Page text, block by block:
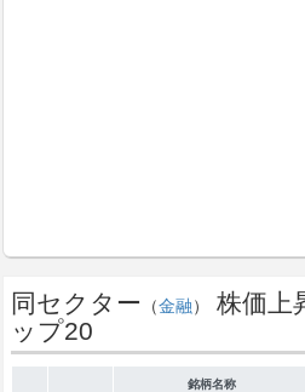
同セクター （金融 ）
株価上
ップ20
銘柄名称